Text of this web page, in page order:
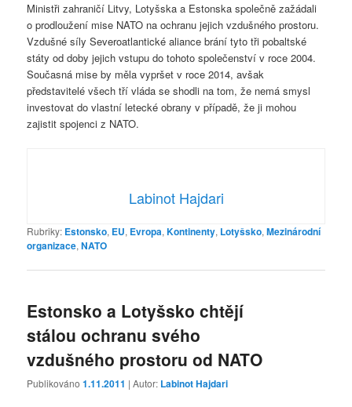
Ministři zahraničí Litvy, Lotyšska a Estonska společně zažádali
o prodloužení mise NATO na ochranu jejich vzdušného prostoru.
Vzdušné síly Severoatlantické aliance brání tyto tři pobaltské
státy od doby jejich vstupu do tohoto společenství v roce 2004.
Současná mise by měla vypršet v roce 2014, avšak
představitelé všech tří vláda se shodli na tom, že nemá smysl
investovat do vlastní letecké obrany v případě, že ji mohou
zajistit spojenci z NATO.
Labinot Hajdari
Rubriky: Estonsko, EU, Evropa,Kontinenty, Lotyšsko,Mezinárodní
organizace,NATO
Estonsko a Lotyšsko chtějí
stálou ochranu svého
vzdušného prostoru od NATO
Publikováno1.11.2011 | Autor: Labinot Hajdari